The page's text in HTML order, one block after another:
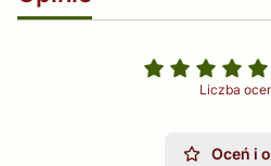
Liczba
Oceń i